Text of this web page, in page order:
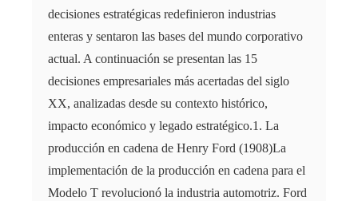
decisiones estratégicas redefinieron industrias
enteras y sentaron las bases del mundo corporativo
actual. A continuación se presentan las 15
decisiones empresariales más acertadas del siglo
XX, analizadas desde su contexto histórico,
impacto económico y legado estratégico.1. La
producción en cadena de Henry Ford (1908)La
implementación de la producción en cadena para el
Modelo T revolucionó la industria automotriz. Ford